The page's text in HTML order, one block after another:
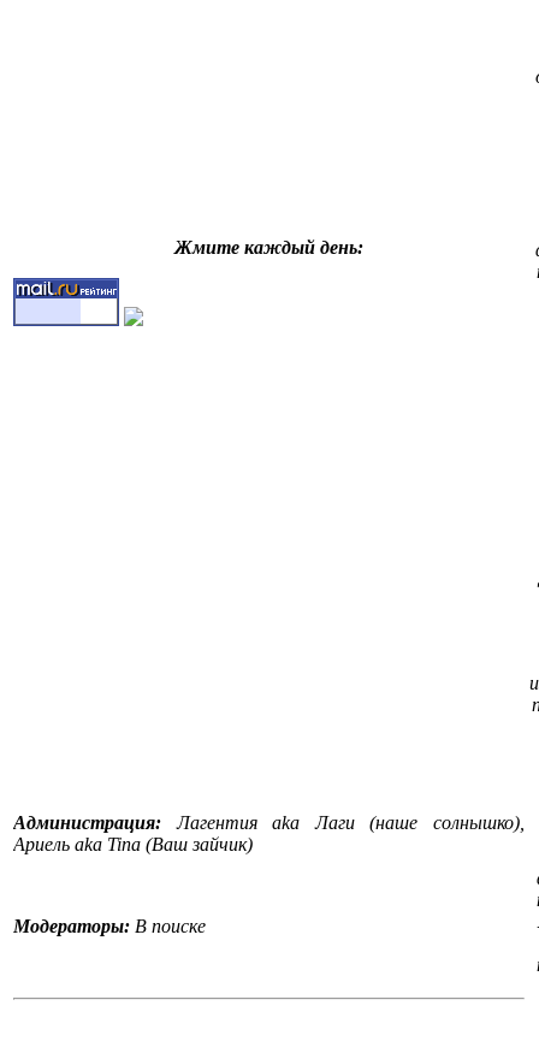
Жмите каждый день:
Администрация:
Лагентия aka Лаги (наше солнышко),
Ариель aka Tina (Ваш зайчик)
Модераторы: В поиске